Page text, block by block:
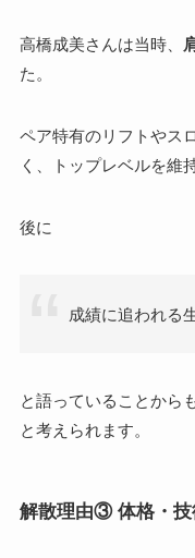
高橋成美さんは当時、
た。
ペア特有のリフトやス
く、トップレベルを維
後に
成績に追われる
と語っていることからも
と考えられます。
解散理由③ 体格・技